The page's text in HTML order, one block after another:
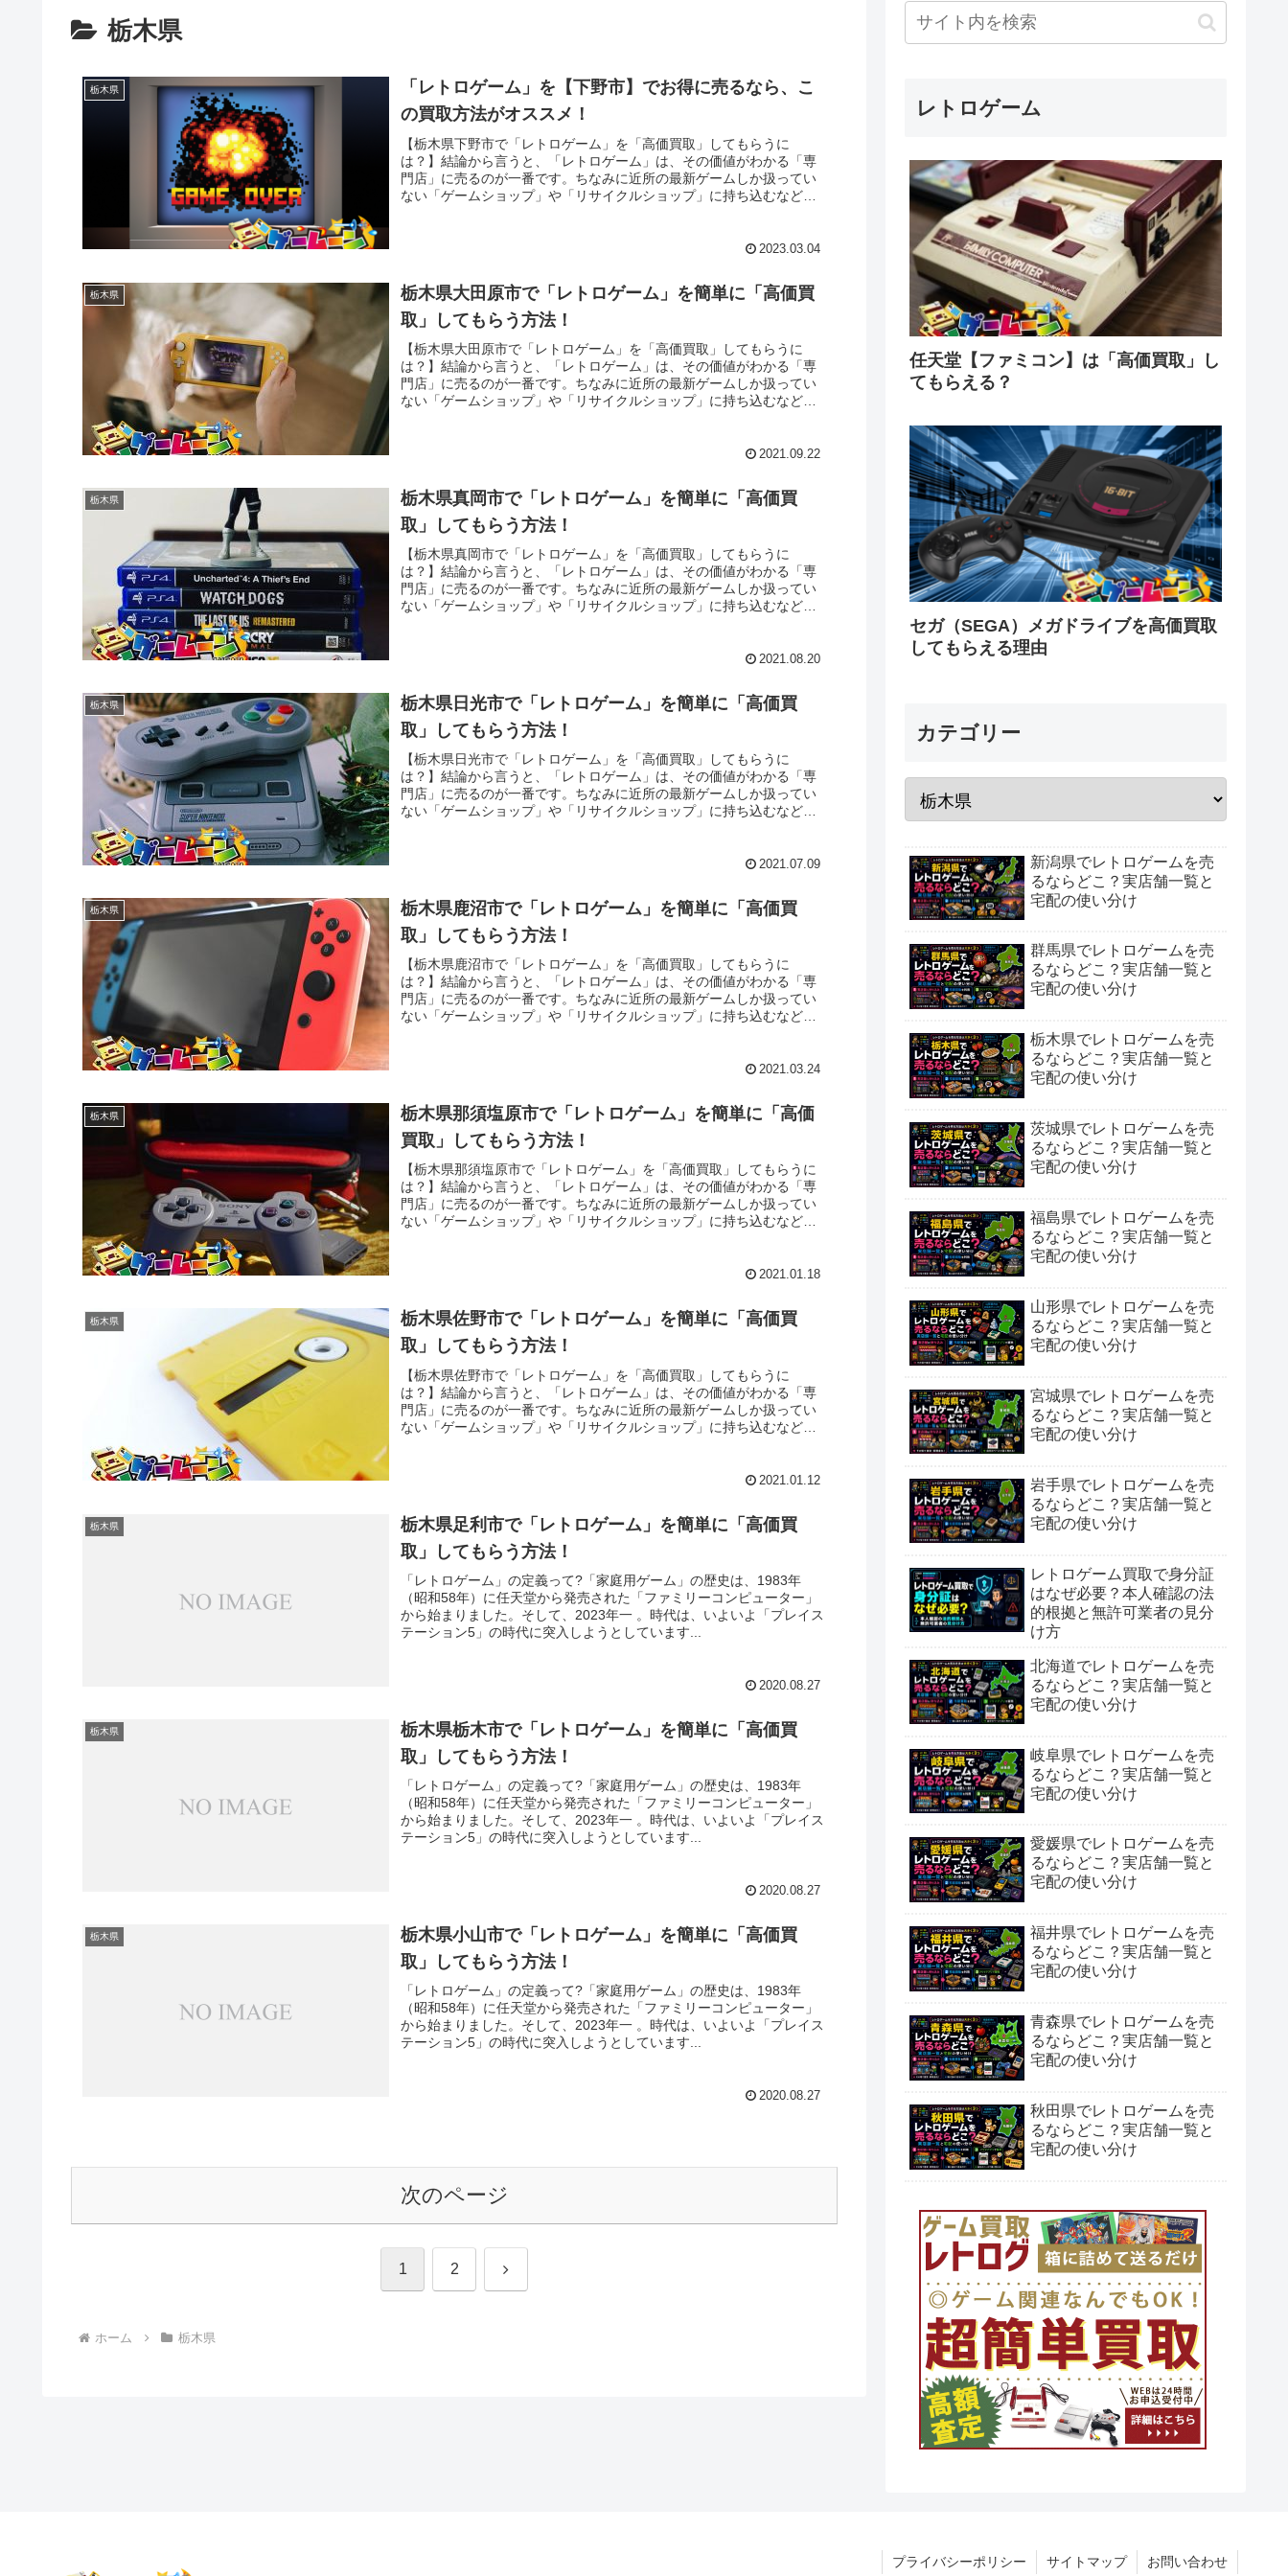
栃木県
栃木県
「レトロゲーム」を【下野市】でお得に売るなら、こ
の買取方法がオススメ！
【栃木県下野市で「レトロゲーム」を「高価買取」してもらうに
は？】結論から言うと、「レトロゲーム」は、その価値がわかる「専
門店」に売るのが一番です。ちなみに近所の最新ゲームしか扱ってい
ない「ゲームショップ」や「リサイクルショップ」に持ち込むなどと
2023.03.04
栃木県
栃木県大田原市で「レトロゲーム」を簡単に「高価買
取」してもらう方法！
【栃木県大田原市で「レトロゲーム」を「高価買取」してもらうに
は？】結論から言うと、「レトロゲーム」は、その価値がわかる「専
門店」に売るのが一番です。ちなみに近所の最新ゲームしか扱ってい
ない「ゲームショップ」や「リサイクルショップ」に持ち込むなどと
2021.09.22
栃木県
栃木県真岡市で「レトロゲーム」を簡単に「高価買
取」してもらう方法！
【栃木県真岡市で「レトロゲーム」を「高価買取」してもらうに
は？】結論から言うと、「レトロゲーム」は、その価値がわかる「専
門店」に売るのが一番です。ちなみに近所の最新ゲームしか扱ってい
ない「ゲームショップ」や「リサイクルショップ」に持ち込むなどと
2021.08.20
栃木県
栃木県日光市で「レトロゲーム」を簡単に「高価買
取」してもらう方法！
【栃木県日光市で「レトロゲーム」を「高価買取」してもらうに
は？】結論から言うと、「レトロゲーム」は、その価値がわかる「専
門店」に売るのが一番です。ちなみに近所の最新ゲームしか扱ってい
ない「ゲームショップ」や「リサイクルショップ」に持ち込むなどと
2021.07.09
栃木県
栃木県鹿沼市で「レトロゲーム」を簡単に「高価買
取」してもらう方法！
【栃木県鹿沼市で「レトロゲーム」を「高価買取」してもらうに
は？】結論から言うと、「レトロゲーム」は、その価値がわかる「専
門店」に売るのが一番です。ちなみに近所の最新ゲームしか扱ってい
ない「ゲームショップ」や「リサイクルショップ」に持ち込むなどと
2021.03.24
栃木県
栃木県那須塩原市で「レトロゲーム」を簡単に「高価
買取」してもらう方法！
【栃木県那須塩原市で「レトロゲーム」を「高価買取」してもらうに
は？】結論から言うと、「レトロゲーム」は、その価値がわかる「専
門店」に売るのが一番です。ちなみに近所の最新ゲームしか扱ってい
ない「ゲームショップ」や「リサイクルショップ」に持ち込むなどと
2021.01.18
栃木県
栃木県佐野市で「レトロゲーム」を簡単に「高価買
取」してもらう方法！
【栃木県佐野市で「レトロゲーム」を「高価買取」してもらうに
は？】結論から言うと、「レトロゲーム」は、その価値がわかる「専
門店」に売るのが一番です。ちなみに近所の最新ゲームしか扱ってい
ない「ゲームショップ」や「リサイクルショップ」に持ち込むなどと
2021.01.12
栃木県
栃木県足利市で「レトロゲーム」を簡単に「高価買
取」してもらう方法！
「レトロゲーム」の定義って?「家庭用ゲーム」の歴史は、1983年
（昭和58年）に任天堂から発売された「ファミリーコンピューター」
から始まりました。そして、2023年一 。時代は、いよいよ「プレイス
テーション5」の時代に突入しようとしています...
2020.08.27
栃木県
栃木県栃木市で「レトロゲーム」を簡単に「高価買
取」してもらう方法！
「レトロゲーム」の定義って?「家庭用ゲーム」の歴史は、1983年
（昭和58年）に任天堂から発売された「ファミリーコンピューター」
から始まりました。そして、2023年一 。時代は、いよいよ「プレイス
テーション5」の時代に突入しようとしています...
2020.08.27
栃木県
栃木県小山市で「レトロゲーム」を簡単に「高価買
取」してもらう方法！
「レトロゲーム」の定義って?「家庭用ゲーム」の歴史は、1983年
（昭和58年）に任天堂から発売された「ファミリーコンピューター」
から始まりました。そして、2023年一 。時代は、いよいよ「プレイス
テーション5」の時代に突入しようとしています...
2020.08.27
次のページ
1 2 次
ホーム 栃木県
レトロゲーム
任天堂【ファミコン】は「高価買取」し
てもらえる？
セガ（SEGA）メガドライブを高価買取
してもらえる理由
カテゴリー
新潟県でレトロゲームを売
るならどこ？実店舗一覧と
宅配の使い分け
群馬県でレトロゲームを売
るならどこ？実店舗一覧と
宅配の使い分け
栃木県でレトロゲームを売
るならどこ？実店舗一覧と
宅配の使い分け
茨城県でレトロゲームを売
るならどこ？実店舗一覧と
宅配の使い分け
福島県でレトロゲームを売
るならどこ？実店舗一覧と
宅配の使い分け
山形県でレトロゲームを売
るならどこ？実店舗一覧と
宅配の使い分け
宮城県でレトロゲームを売
るならどこ？実店舗一覧と
宅配の使い分け
岩手県でレトロゲームを売
るならどこ？実店舗一覧と
宅配の使い分け
レトロゲーム買取で身分証
はなぜ必要？本人確認の法
的根拠と無許可業者の見分
け方
北海道でレトロゲームを売
るならどこ？実店舗一覧と
宅配の使い分け
岐阜県でレトロゲームを売
るならどこ？実店舗一覧と
宅配の使い分け
愛媛県でレトロゲームを売
るならどこ？実店舗一覧と
宅配の使い分け
福井県でレトロゲームを売
るならどこ？実店舗一覧と
宅配の使い分け
青森県でレトロゲームを売
るならどこ？実店舗一覧と
宅配の使い分け
秋田県でレトロゲームを売
るならどこ？実店舗一覧と
宅配の使い分け
プライバシーポリシー サイトマップ お問い合わせ